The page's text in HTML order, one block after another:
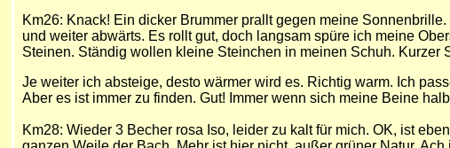
Km26: Knack! Ein dicker Brummer prallt gegen meine
und weiter abwärts. Es rollt gut, doch langsam spüre ich meine
Steinen. Ständig wollen kleine Steinchen in meinen Schuh. Kurzer
Je weiter ich absteige, desto wärmer wird es. Richtig warm. Ich
Aber es ist immer zu finden. Gut! Immer wenn sich meine Beine
Km28: Wieder 3 Becher rosa Iso, leider zu kalt für mich. OK, ist